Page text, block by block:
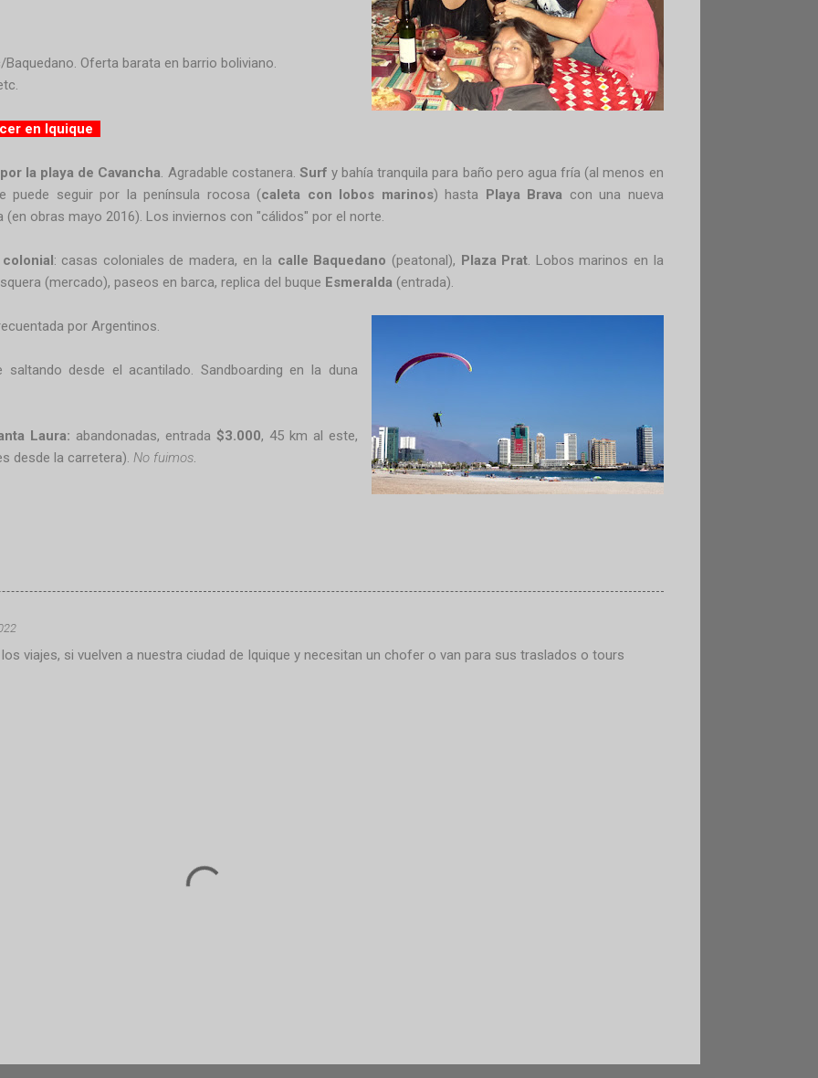
Oferta barata en barrio boliviano.
en Iquique
la playa de Cavancha . Agradable costanera. Surf y bahía tranquila para baño pero agua fría (al menos en
puede seguir por la península rocosa (caleta con lobos marinos) hasta Playa Brava con una nueva
(en obras mayo 2016). Los inviernos con "cálidos" por el norte.
: casas coloniales de madera, en la calle Baquedano (peatonal), Plaza Prat . Lobos marinos en la
(mercado), paseos en barca, replica del buque Esmeralda (entrada).
por Argentinos.
saltando desde el acantilado. Sandboarding en la duna
Laura: abandonadas, entrada $3.000, 45 km al este,
desde la carretera). No fuimos.
viajes, si vuelven a nuestra ciudad de Iquique y necesitan un chofer o van para sus traslados o tours